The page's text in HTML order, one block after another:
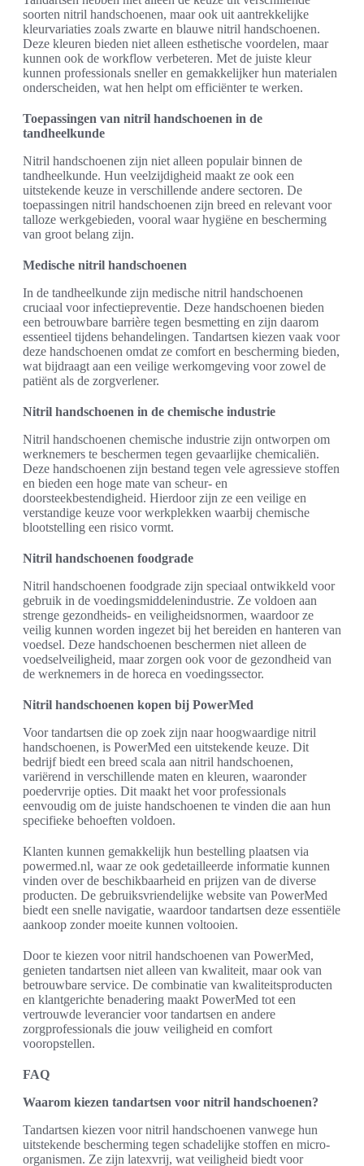
soorten nitril handschoenen, maar ook uit aantrekkelijke
kleurvariaties zoals zwarte en blauwe nitril handschoenen.
Deze kleuren bieden niet alleen esthetische voordelen, maar
kunnen ook de workflow verbeteren. Met de juiste kleur
kunnen professionals sneller en gemakkelijker hun materialen
onderscheiden, wat hen helpt om efficiënter te werken.
Toepassingen van nitril handschoenen in de
tandheelkunde
Nitril handschoenen zijn niet alleen populair binnen de
tandheelkunde. Hun veelzijdigheid maakt ze ook een
uitstekende keuze in verschillende andere sectoren. De
toepassingen nitril handschoenen zijn breed en relevant voor
talloze werkgebieden, vooral waar hygiëne en bescherming
van groot belang zijn.
Medische nitril handschoenen
In de tandheelkunde zijn medische nitril handschoenen
cruciaal voor infectiepreventie. Deze handschoenen bieden
een betrouwbare barrière tegen besmetting en zijn daarom
essentieel tijdens behandelingen. Tandartsen kiezen vaak voor
deze handschoenen omdat ze comfort en bescherming bieden,
wat bijdraagt aan een veilige werkomgeving voor zowel de
patiënt als de zorgverlener.
Nitril handschoenen in de chemische industrie
Nitril handschoenen chemische industrie zijn ontworpen om
werknemers te beschermen tegen gevaarlijke chemicaliën.
Deze handschoenen zijn bestand tegen vele agressieve stoffen
en bieden een hoge mate van scheur- en
doorsteekbestendigheid. Hierdoor zijn ze een veilige en
verstandige keuze voor werkplekken waarbij chemische
blootstelling een risico vormt.
Nitril handschoenen foodgrade
Nitril handschoenen foodgrade zijn speciaal ontwikkeld voor
gebruik in de voedingsmiddelenindustrie. Ze voldoen aan
strenge gezondheids- en veiligheidsnormen, waardoor ze
veilig kunnen worden ingezet bij het bereiden en hanteren van
voedsel. Deze handschoenen beschermen niet alleen de
voedselveiligheid, maar zorgen ook voor de gezondheid van
de werknemers in de horeca en voedingssector.
Nitril handschoenen kopen bij PowerMed
Voor tandartsen die op zoek zijn naar hoogwaardige nitril
handschoenen, is PowerMed een uitstekende keuze. Dit
bedrijf biedt een breed scala aan nitril handschoenen,
variërend in verschillende maten en kleuren, waaronder
poedervrije opties. Dit maakt het voor professionals
eenvoudig om de juiste handschoenen te vinden die aan hun
specifieke behoeften voldoen.
Klanten kunnen gemakkelijk hun bestelling plaatsen via
powermed.nl, waar ze ook gedetailleerde informatie kunnen
vinden over de beschikbaarheid en prijzen van de diverse
producten. De gebruiksvriendelijke website van PowerMed
biedt een snelle navigatie, waardoor tandartsen deze essentiële
aankoop zonder moeite kunnen voltooien.
Door te kiezen voor nitril handschoenen van PowerMed,
genieten tandartsen niet alleen van kwaliteit, maar ook van
betrouwbare service. De combinatie van kwaliteitsproducten
en klantgerichte benadering maakt PowerMed tot een
vertrouwde leverancier voor tandartsen en andere
zorgprofessionals die jouw veiligheid en comfort
vooropstellen.
FAQ
Waarom kiezen tandartsen voor nitril handschoenen?
Tandartsen kiezen voor nitril handschoenen vanwege hun
uitstekende bescherming tegen schadelijke stoffen en micro-
organismen. Ze zijn latexvrij, wat veiligheid biedt voor